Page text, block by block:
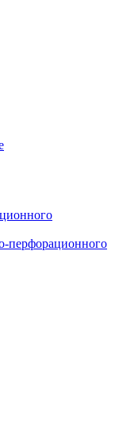
перфорационного